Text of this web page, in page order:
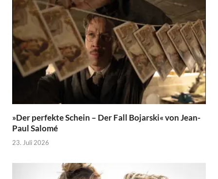
»Der perfekte Schein – Der Fall Bojarski« von Jean-
Paul Salomé
23. Juli 2026